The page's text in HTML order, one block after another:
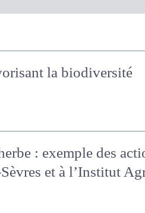
la biodiversité
: exemple des
et à l’Institut